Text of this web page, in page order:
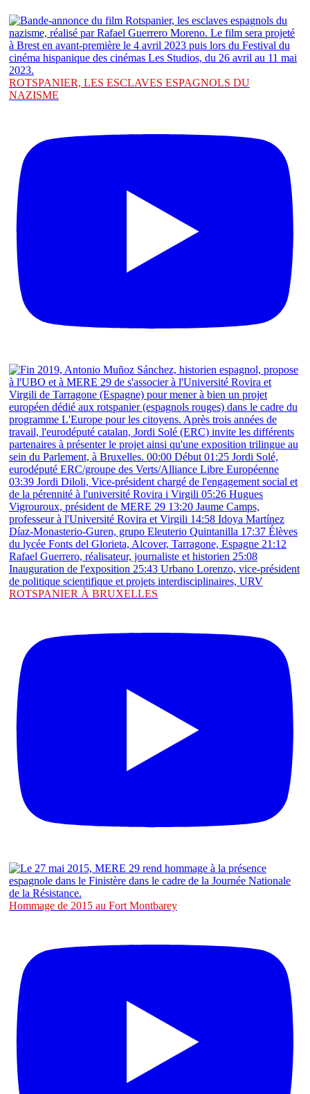
ROTSPANIER, LES ESCLAVES ESPAGNOLS DU
NAZISME
ROTSPANIER À BRUXELLES
Hommage de 2015 au Fort Montbarey